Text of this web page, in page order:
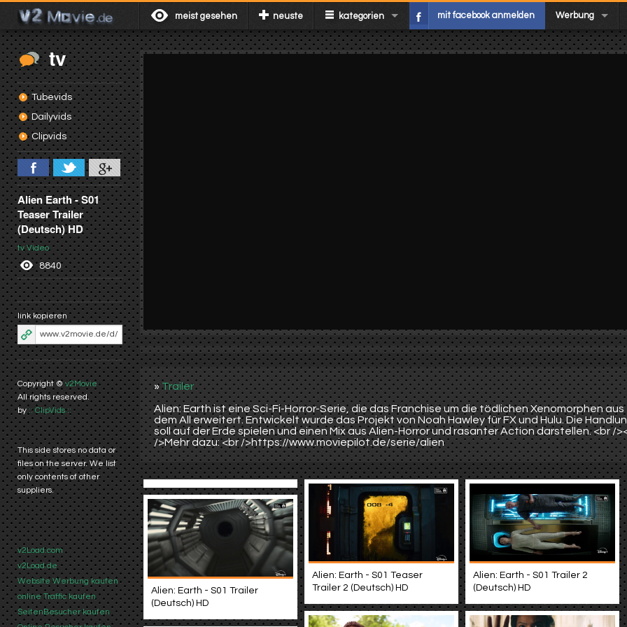
meist gesehen neuste kategorien mit facebook anmelden Werbung
tv
Tubevids
Dailyvids
Clipvids
Alien Earth - S01
Teaser Trailer
(Deutsch) HD
tv Video
8840
link kopieren
Copyright © v2Movie
All rights reserved.
by :: ClipVids ::
This side stores no data or
files on the server. We list
only contents of other
suppliers.
v2Load.com
v2Load.de
Website Werbung kaufen
online Traffic kaufen
SeitenBesucher kaufen
»Trailer
Alien: Earth ist eine Sci-Fi-Horror-Serie, die das Franchise um die tödlichen Xenomorphen aus
dem All erweitert. Entwickelt wurde das Projekt von Noah Hawley für FX und Hulu. Die
soll auf der Erde spielen und einen Mix aus Alien-Horror und rasanter Action darstellen. <br /
/>Mehr dazu: <br />https://www.moviepilot.de/serie/alien
Alien: Earth - S01 Teaser
Trailer 2 (Deutsch) HD
Alien: Earth - S01 Trailer 2
(Deutsch) HD
Alien: Earth - S01 Trailer
(Deutsch) HD